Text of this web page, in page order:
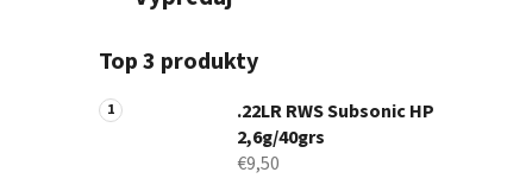
Top 3 produkty
.22LR RWS Subsonic HP
2,6g/40grs
€9,50